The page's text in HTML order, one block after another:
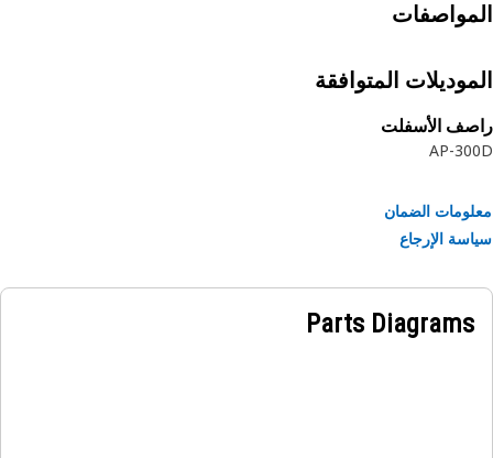
المتوافقة
الأسفلت
AP-
الضمان
الإرجاع
Parts Diagrams